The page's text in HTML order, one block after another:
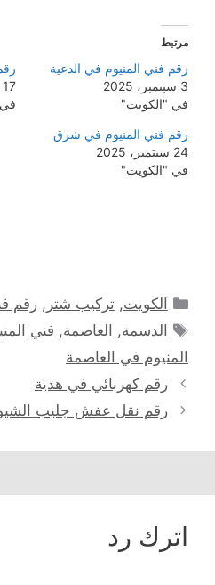
مرتبط
رقم فني المنيوم في الدعية
3 سبتمبر، 2025
في "الكويت"
17 يوليو، 2025
رقم فني المنيوم في شرق
24 سبتمبر، 2025
في "الكويت"
التصنيفات
الكويت,تركيب شتر ,رقم
الوسوم
الدسمة, العاصمة, فني
المنيوم في العاصمة
رقم كهربائي في هدية
رقم نقل عفش جليب
اترك رد